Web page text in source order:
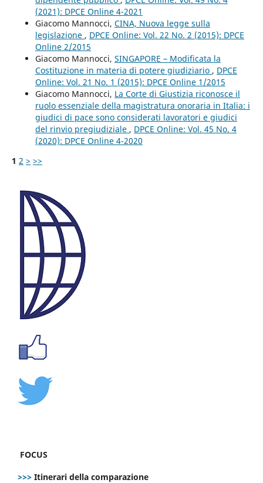
(2021): DPCE Online 4-2021
Giacomo Mannocci, CINA, Nuova legge sulla
legislazione , DPCE Online: Vol. 22 No. 2 (2015): DPCE
Online 2/2015
Giacomo Mannocci, SINGAPORE – Modificata la
Costituzione in materia di potere giudiziario , DPCE
Online: Vol. 21 No. 1 (2015): DPCE Online 1/2015
Giacomo Mannocci, La Corte di Giustizia riconosce il
ruolo essenziale della magistratura onoraria in Italia: i
giudici di pace sono considerati lavoratori e giudici
del rinvio pregiudiziale , DPCE Online: Vol. 45 No. 4
(2020): DPCE Online 4-2020
1 2 > >>
FOCUS
>>> Itinerari della comparazione